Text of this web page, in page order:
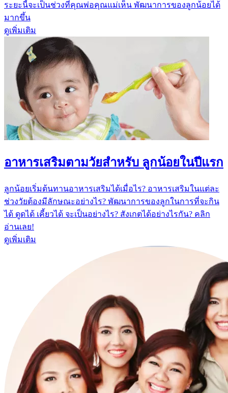
ระยะนี้จะเป็นช่วงที่คุณพ่อคุณแม่เห็น พัฒนาการของลูกน้อยได้
มากขึ้น
ดูเพิ่มเติม
อาหารเสริมตามวัยสำหรับ ลูกน้อยในปีแรก
ลูกน้อยเริ่มต้นทานอาหารเสริมได้เมื่อไร? อาหารเสริมในแต่ละ
ช่วงวัยต้องมีลักษณะอย่างไร? พัฒนาการของลูกในการที่จะกิน
ได้ ดูดได้ เคี้ยวได้ จะเป็นอย่างไร? สังเกตได้อย่างไรกัน? คลิก
อ่านเลย!
ดูเพิ่มเติม